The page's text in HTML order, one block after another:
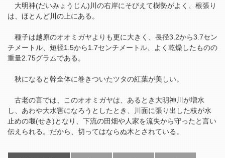
大明神(だいみょうじん)川の右岸にそびえて樹勢がよく、根張り
は、ほとんど川の上にある。
種子は越原のオオミガヤよりも更に大きく、長径3.2から3.7セン
チメートル、短径1.5から1.7センチメートル、よく乾燥したものの
重量2.75グラムである。
秋になると幹全体に巻きついたツタの紅葉が美しい。
古老の言では、このオオミガヤは、あるとき大明神川が増水
し、あわや大水害になろうとしたとき、川面に張り出した枝が水
止めの堰(せき)となり、下流の田畑や人家を流失から守ったと言い
伝えられる。だから、切ってはならぬ木とされている。